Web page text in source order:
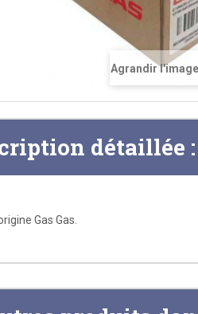
Agrandir l'image
détaillée :
Gas Gas.